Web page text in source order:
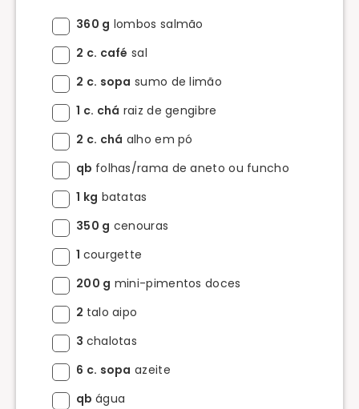
360 g lombos salmão
2 c. café sal
2 c. sopa sumo de limão
1 c. chá raiz de gengibre
2 c. chá alho em pó
qb folhas/rama de aneto ou funcho
1 kg batatas
350 g cenouras
1 courgette
200 g mini-pimentos doces
2 talo aipo
3 chalotas
6 c. sopa azeite
qb água